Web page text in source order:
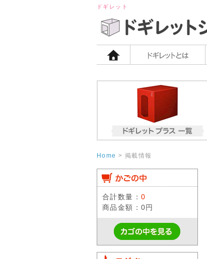
ドギレット
Home > 掲載情報
合計数量： 0
商品金額： 0円